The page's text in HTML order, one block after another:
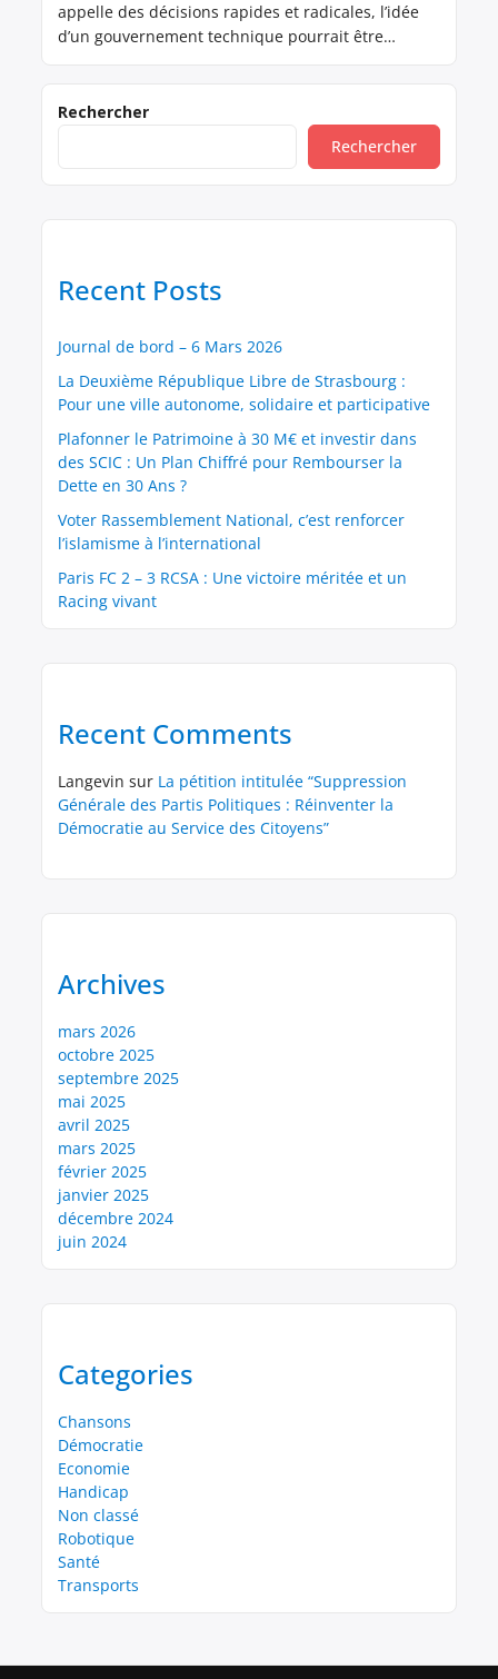
appelle des décisions rapides et radicales, l’idée
d’un gouvernement technique pourrait être
qui avait permis la reconstruction de l’Europe
après la Seconde Guerre mondiale. Ce “Plan Brant”
serait un choc économique planifié, orienté […]
Rechercher
Rechercher
Recent Posts
Journal de bord – 6 Mars 2026
La Deuxième République Libre de Strasbourg :
Pour une ville autonome, solidaire et participative
Plafonner le Patrimoine à 30 M€ et investir dans
des SCIC : Un Plan Chiffré pour Rembourser la
Dette en 30 Ans ?
Voter Rassemblement National, c’est renforcer
l’islamisme à l’international
Paris FC 2 – 3 RCSA : Une victoire méritée et un
Racing vivant
Recent Comments
Langevin sur La pétition intitulée “Suppression
Générale des Partis Politiques : Réinventer la
Démocratie au Service des Citoyens”
Archives
mars 2026
octobre 2025
septembre 2025
mai 2025
avril 2025
mars 2025
février 2025
janvier 2025
décembre 2024
juin 2024
Categories
Chansons
Démocratie
Economie
Handicap
Non classé
Robotique
Santé
Transports